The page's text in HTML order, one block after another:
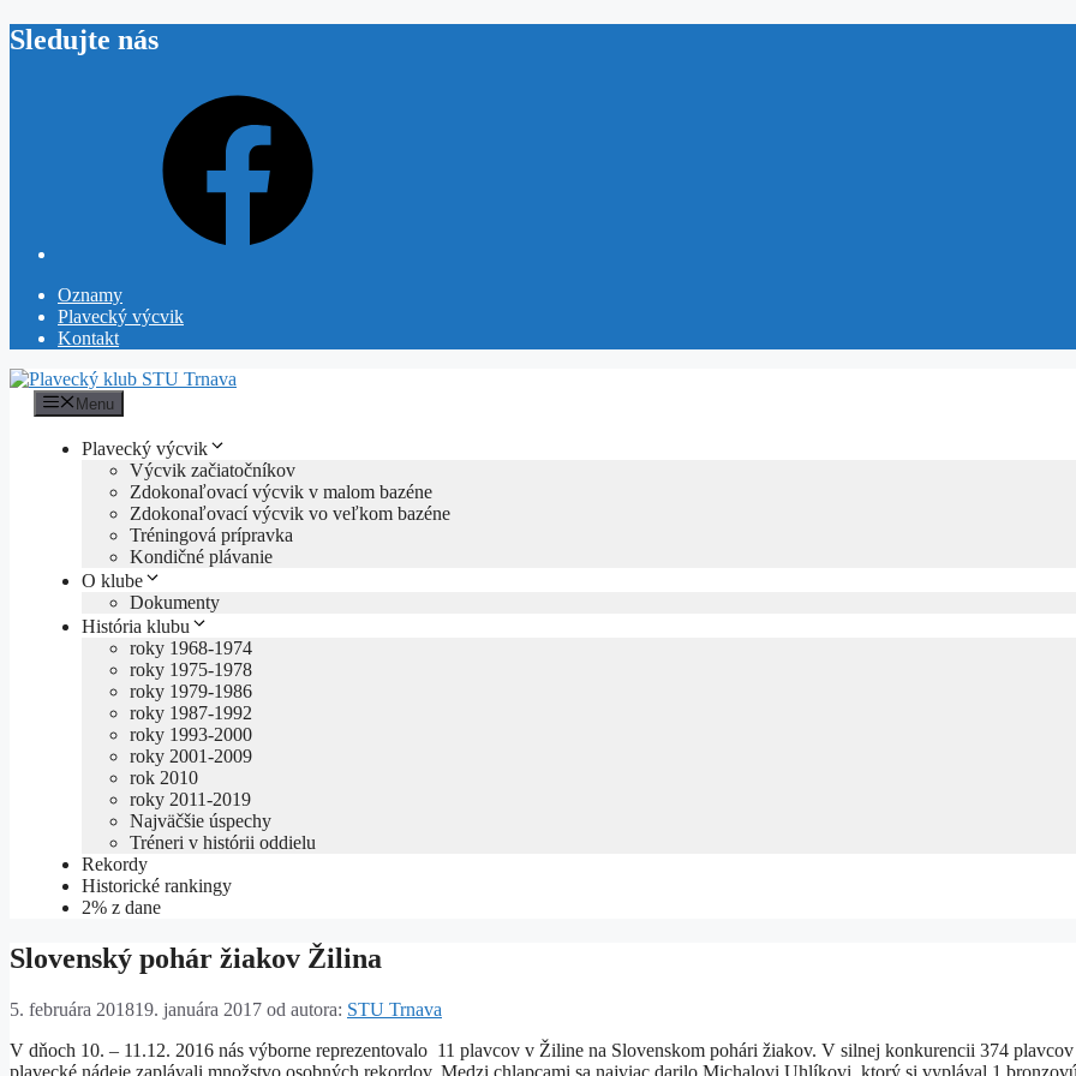
Preskočiť
na
Sledujte nás
Oznamy
Plavecký výcvik
Kontakt
Menu
Plavecký výcvik
Výcvik začiatočníkov
Zdokonaľovací výcvik v malom bazéne
Zdokonaľovací výcvik vo veľkom bazéne
Tréningová prípravka
Kondičné plávanie
O klube
Dokumenty
História klubu
roky 1968-1974
roky 1975-1978
roky 1979-1986
roky 1987-1992
roky 1993-2000
roky 2001-2009
rok 2010
roky 2011-2019
Najväčšie úspechy
Tréneri v histórii oddielu
Rekordy
Historické rankingy
2% z dane
Slovenský pohár žiakov Žilina
5. februára 201819. januára 2017 od autora: STU Trnava
V dňoch 10. – 11.12. 2016 nás výborne reprezentovalo 11 plavcov v Žiline na Slovenskom pohári žiakov. V silnej konkurencii 374
plavecké nádeje zaplávali množstvo osobných rekordov. Medzi chlapcami sa najviac darilo Michalovi Uhlíkovi, ktorý si vyplával 1